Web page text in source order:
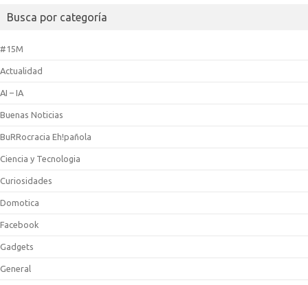
Busca por categoría
#15M
Actualidad
AI – IA
Buenas Noticias
BuRRocracia Eh!pañola
Ciencia y Tecnologia
Curiosidades
Domotica
Facebook
Gadgets
General